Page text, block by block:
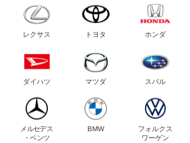
レクサス トヨタ ホンダ
ダイハツ マツダ スバル
メルセデス
・ベンツ
BMW
フォルクス
ワーゲン